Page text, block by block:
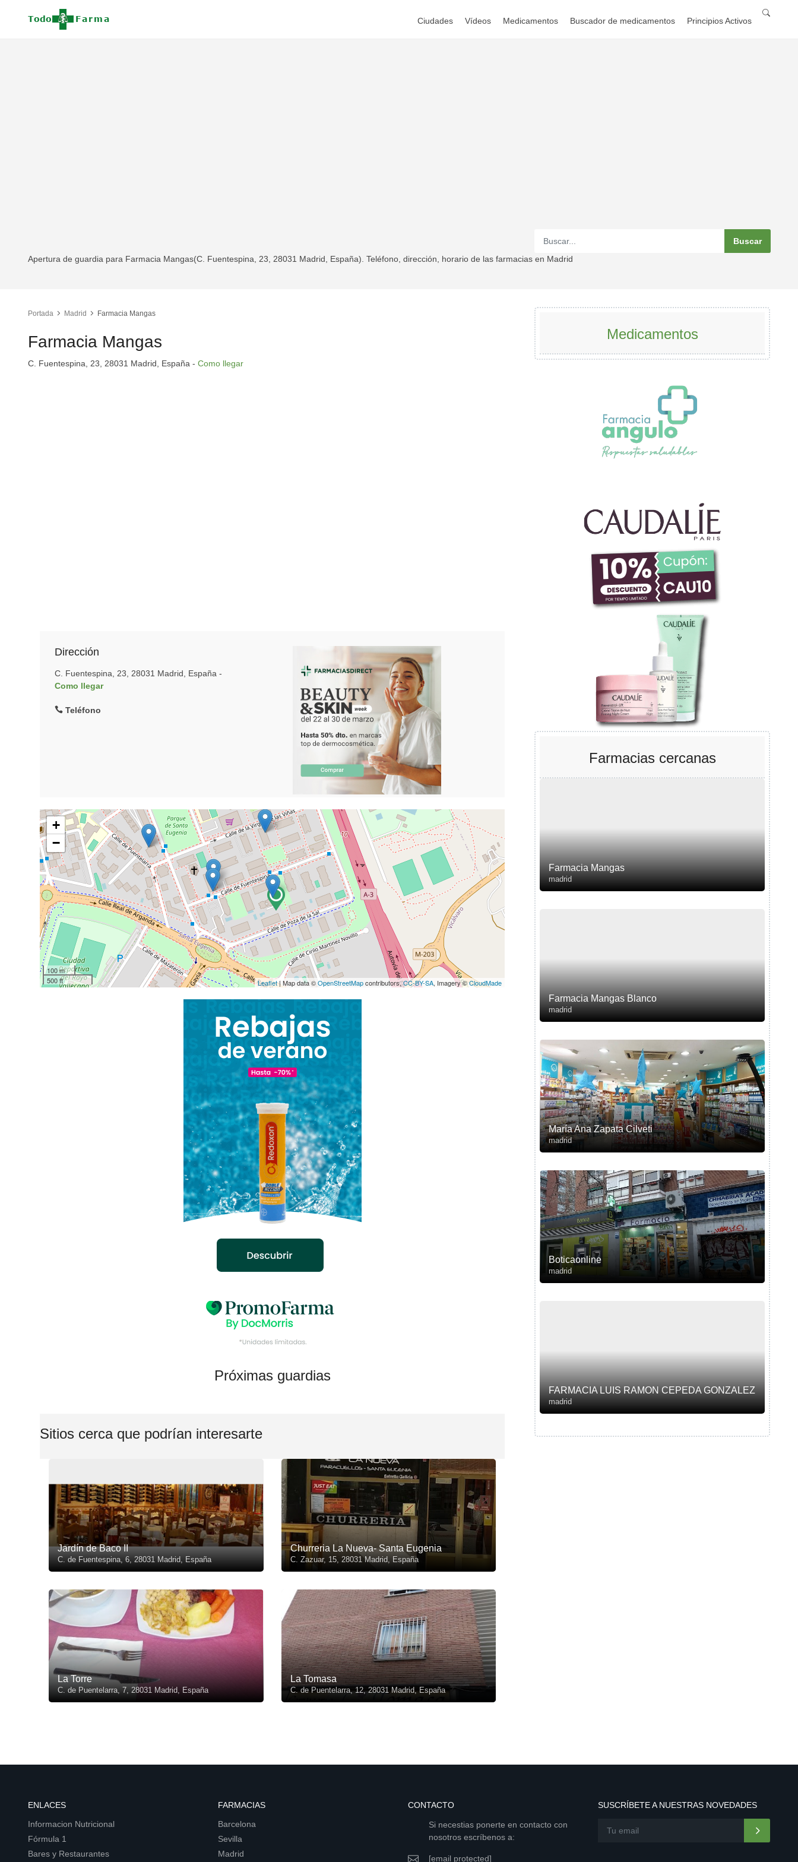
Ciudades Vídeos Medicamentos Buscador de medicamentos Principios Activos
Apertura de guardia para Farmacia Mangas(C. Fuentespina, 23, 28031 Madrid, España). Teléfono, dirección, horario de las farmacias en Madrid
Portada Madrid Farmacia Mangas
Farmacia Mangas
C. Fuentespina, 23, 28031 Madrid, España - Como llegar
Dirección
C. Fuentespina, 23, 28031 Madrid, España -
Como llegar
Teléfono
+
−
100 m
500 ft
Leaflet| Map data ©OpenStreetMapcontributors,CC-BY-SA, Imagery ©CloudMade
Próximas guardias
Sitios cerca que podrían interesarte
Jardín de Baco II
C. de Fuentespina, 6, 28031 Madrid, España
Churreria La Nueva- Santa Eugenia
C. Zazuar, 15, 28031 Madrid, España
La Torre
C. de Puentelarra, 7, 28031 Madrid, España
La Tomasa
C. de Puentelarra, 12, 28031 Madrid, España
Medicamentos
Farmacias cercanas
Farmacia Mangas
madrid
Farmacia Mangas Blanco
madrid
María Ana Zapata Cilveti
madrid
Boticaonline
madrid
FARMACIA LUIS RAMON CEPEDA GONZALEZ
madrid
ENLACES
Informacion Nutricional
Fórmula 1
Bares y Restaurantes
FARMACIAS
Barcelona
Sevilla
Madrid
CONTACTO
Si necestias ponerte en contacto con
nosotros escríbenos a:
[email protected]
SUSCRÍBETE A NUESTRAS NOVEDADES